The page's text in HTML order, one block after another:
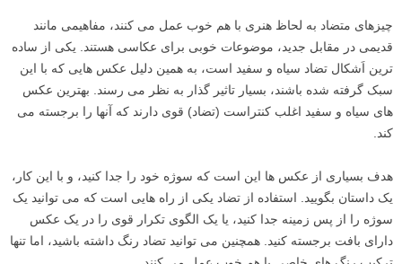
چیزهای متضاد به لحاظ هنری با هم خوب عمل می کنند، مفاهیمی مانند
قدیمی در مقابل جدید، موضوعات خوبی برای عکاسی هستند. یکی از ساده
ترین اَشکال تضاد سیاه و سفید است، به همین دلیل عکس هایی که با این
سبک گرفته شده باشند، بسیار تاثیر گذار به نظر می رسند. بهترین عکس
های سیاه و سفید اغلب کنتراست (تضاد) قوی دارند که آنها را برجسته می
کند.
هدف بسیاری از عکس ها این است که سوژه خود را جدا کنید، و با این کار،
یک داستان بگویید. استفاده از تضاد یکی از راه هایی است که می توانید یک
سوژه را از پس زمینه جدا کنید، یا یک الگوی تکرار قوی را در یک عکس
دارای بافت برجسته کنید. همچنین می توانید تضاد رنگ داشته باشید، اما تنها